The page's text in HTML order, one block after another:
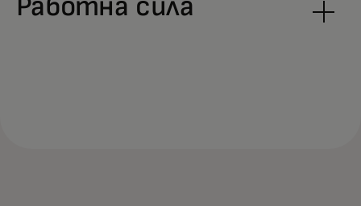
Работна сила